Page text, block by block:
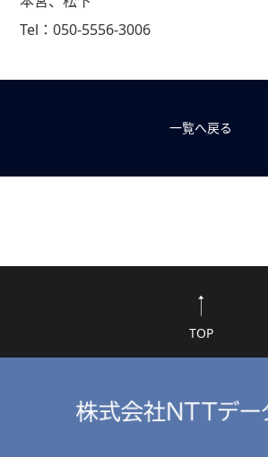
Tel：050-5556-3006
一覧へ戻る
TOP